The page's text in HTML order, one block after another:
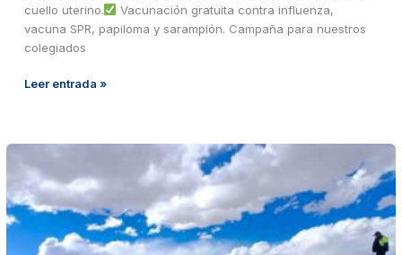
cuello uterino.
Vacunación gratuita contra influenza,
vacuna SPR, papiloma y sarampión. Campaña para nuestros
colegiados
Leer entrada »
VOLUNTARIOS
PARTICIPAN
EN
SOLIDARIA